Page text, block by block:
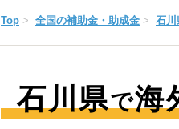
Top > 全国の補助金・助成金 > 石川
石川県で海